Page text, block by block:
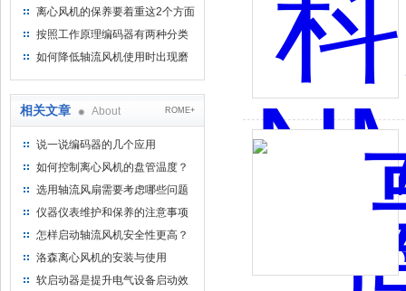
意义所在
离心风机的保养要着重这2个方面
按照工作原理编码器有两种分类
如何降低轴流风机使用时出现磨
相关文章 About ROME+
说一说编码器的几个应用
如何控制离心风机的盘管温度？
选用轴流风扇需要考虑哪些问题
仪器仪表维护和保养的注意事项
怎样启动轴流风机安全性更高？
洛森离心风机的安装与使用
软启动器是提升电气设备启动效